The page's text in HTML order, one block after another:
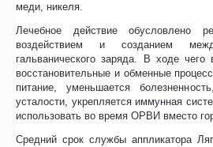
меди, никеля.
Лечебное действие обусловлено
воздействием и созданием
гальванического заряда. В ходе чего
восстановительные и обменные
питание, уменьшается
усталости, укрепляется иммунная
использовать во время ОРВИ вместо
Средний срок службы аппликатора